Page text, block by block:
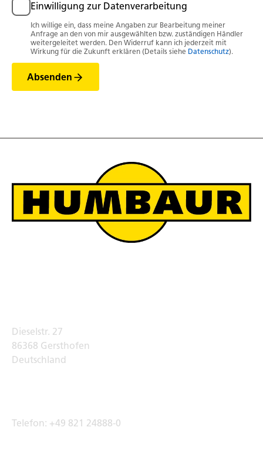
Einwilligung zur Datenverarbeitung
Ich willige ein, dass meine Angaben zur Bearbeitung meiner
Anfrage an den von mir ausgewählten bzw. zuständigen Händler
weitergeleitet werden. Den Widerruf kann ich jederzeit mit
Wirkung für die Zukunft erklären (Details siehe Datenschutz).
Absenden
Dieselstr. 27
86368 Gersthofen
Deutschland
Telefon: +49 821 24888-0